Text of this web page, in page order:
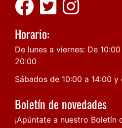
Horario:
De lunes a viernes: De
20:00
Sábados de 10:00 a 14:00 y
Boletín de novedades
¡Apúntate a nuestro Boletín